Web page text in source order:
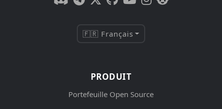
🇫🇷 Français
PRODUIT
Portefeuille Open Source